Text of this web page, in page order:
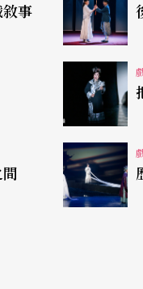
而論，《丑王子》
角色的鮮明特色，
戲劇情境，亦能與
件的局限，較難有
身而論，《丑王子
事